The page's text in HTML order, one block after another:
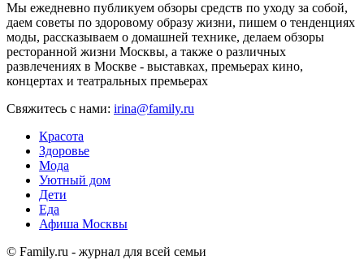
Мы ежедневно публикуем обзоры средств по уходу за собой,
даем советы по здоровому образу жизни, пишем о тенденциях
моды, рассказываем о домашней технике, делаем обзоры
ресторанной жизни Москвы, а также о различных
развлечениях в Москве - выставках, премьерах кино,
концертах и театральных премьерах
Свяжитесь с нами: irina@family.ru
Красота
Здоровье
Мода
Уютный дом
Дети
Еда
Афиша Москвы
© Family.ru - журнал для всей семьи